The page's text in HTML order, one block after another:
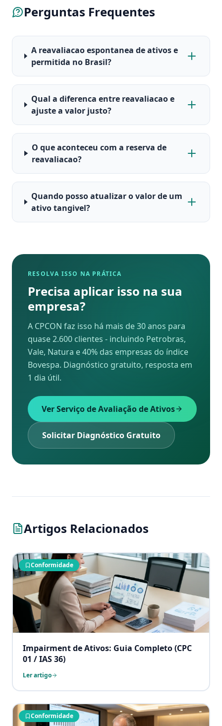
Perguntas Frequentes
A reavaliacao espontanea de ativos e
permitida no Brasil?
Qual a diferenca entre reavaliacao e
ajuste a valor justo?
O que aconteceu com a reserva de
reavaliacao?
Quando posso atualizar o valor de um
ativo tangivel?
RESOLVA ISSO NA PRÁTICA
Precisa aplicar isso na sua
empresa?
A CPCON faz isso há mais de 30 anos para
quase 2.600 clientes - incluindo Petrobras,
Vale, Natura e 40% das empresas do índice
Bovespa. Diagnóstico gratuito, resposta em
1 dia útil.
Ver Serviço de Avaliação de Ativos
Solicitar Diagnóstico Gratuito
Artigos Relacionados
Conformidade
Impairment de Ativos: Guia Completo (CPC
01 / IAS 36)
Ler artigo
Conformidade